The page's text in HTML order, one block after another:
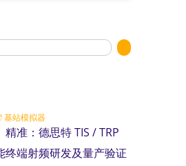
基站模拟器
准：德思特 TIS / TRP
终端射频研发及量产验证